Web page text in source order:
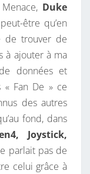
Duke
être qu’en
de trouver de
à ajouter à ma
données et
« Fan De » ce
des autres
fond, dans
Joystick,
parlait pas de
celui grâce à